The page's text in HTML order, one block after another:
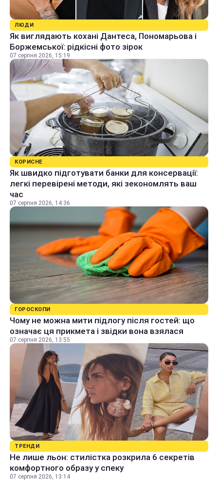
ЛЮДИ
Як виглядають кохані Дантеса, Пономарьова і
Боржемської: рідкісні фото зірок
07 серпня 2026, 15:19
КОРИСНЕ
Як швидко підготувати банки для консервації:
легкі перевірені методи, які зекономлять ваш
час
07 серпня 2026, 14:36
ГОРОСКОПИ
Чому не можна мити підлогу після гостей: що
означає ця прикмета і звідки вона взялася
07 серпня 2026, 13:55
ТРЕНДИ
Не лише льон: стилістка розкрила 6 секретів
комфортного образу у спеку
07 серпня 2026, 13:14